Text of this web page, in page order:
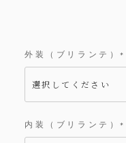
外装（ブリランテ）
(
内装（ブリランテ）
(